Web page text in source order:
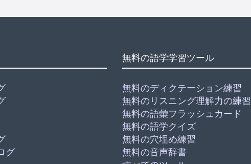
グ
無料の語学学習ツール
無料のディクテーション練習
無料のリスニング理解力の練習
無料の語彙フラッシュカード
無料の語学クイズ
無料の穴埋め練習
無料の音声辞書